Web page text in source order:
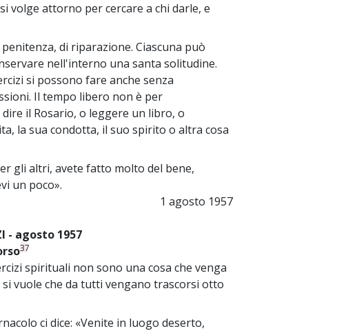
volge attorno per cercare a chi darle, e
di riparazione. Ciascuna può
nell'interno una santa solitudine.
si possono fare anche senza
Il tempo libero non è per
il Rosario, o leggere un libro, o
la sua condotta, il suo spirito o altra cosa
gli altri, avete fatto molto del bene,
un poco».
1 agosto 1957
- agosto 1957
37
spirituali non sono una cosa che venga
vuole che da tutti vengano trascorsi otto
ci dice: «Venite in luogo deserto,